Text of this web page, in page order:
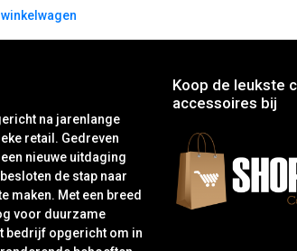
na jarenlange
retail. Gedreven
nieuwe uitdaging
de stap naar
maken. Met een breed
voor duurzame
bedrijf opgericht om in
Koop de leukste
accessoires bij